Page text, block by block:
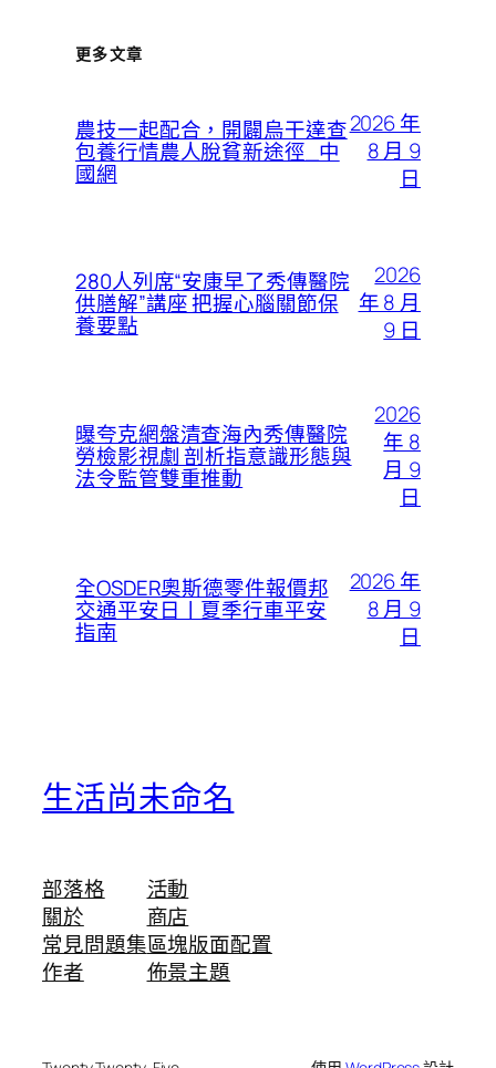
更多文章
農技一起配合，開闢烏干達查
包養行情農人脫貧新途徑_中
國網
2026 年
8 月 9
日
280人列席“安康早了秀傳醫院
供膳解”講座 把握心腦關節保
養要點
2026
年 8 月
9 日
曝夸克網盤清查海內秀傳醫院
勞檢影視劇 剖析指意識形態與
法令監管雙重推動
2026
年 8
月 9
日
全OSDER奧斯德零件報價邦
交通平安日丨夏季行車平安
指南
2026 年
8 月 9
日
生活尚未命名
部落格
關於
常見問題集
作者
活動
商店
區塊版面配置
佈景主題